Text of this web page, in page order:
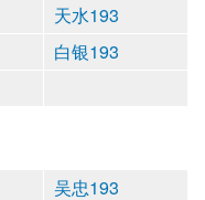
天水193
白银193
吴忠193